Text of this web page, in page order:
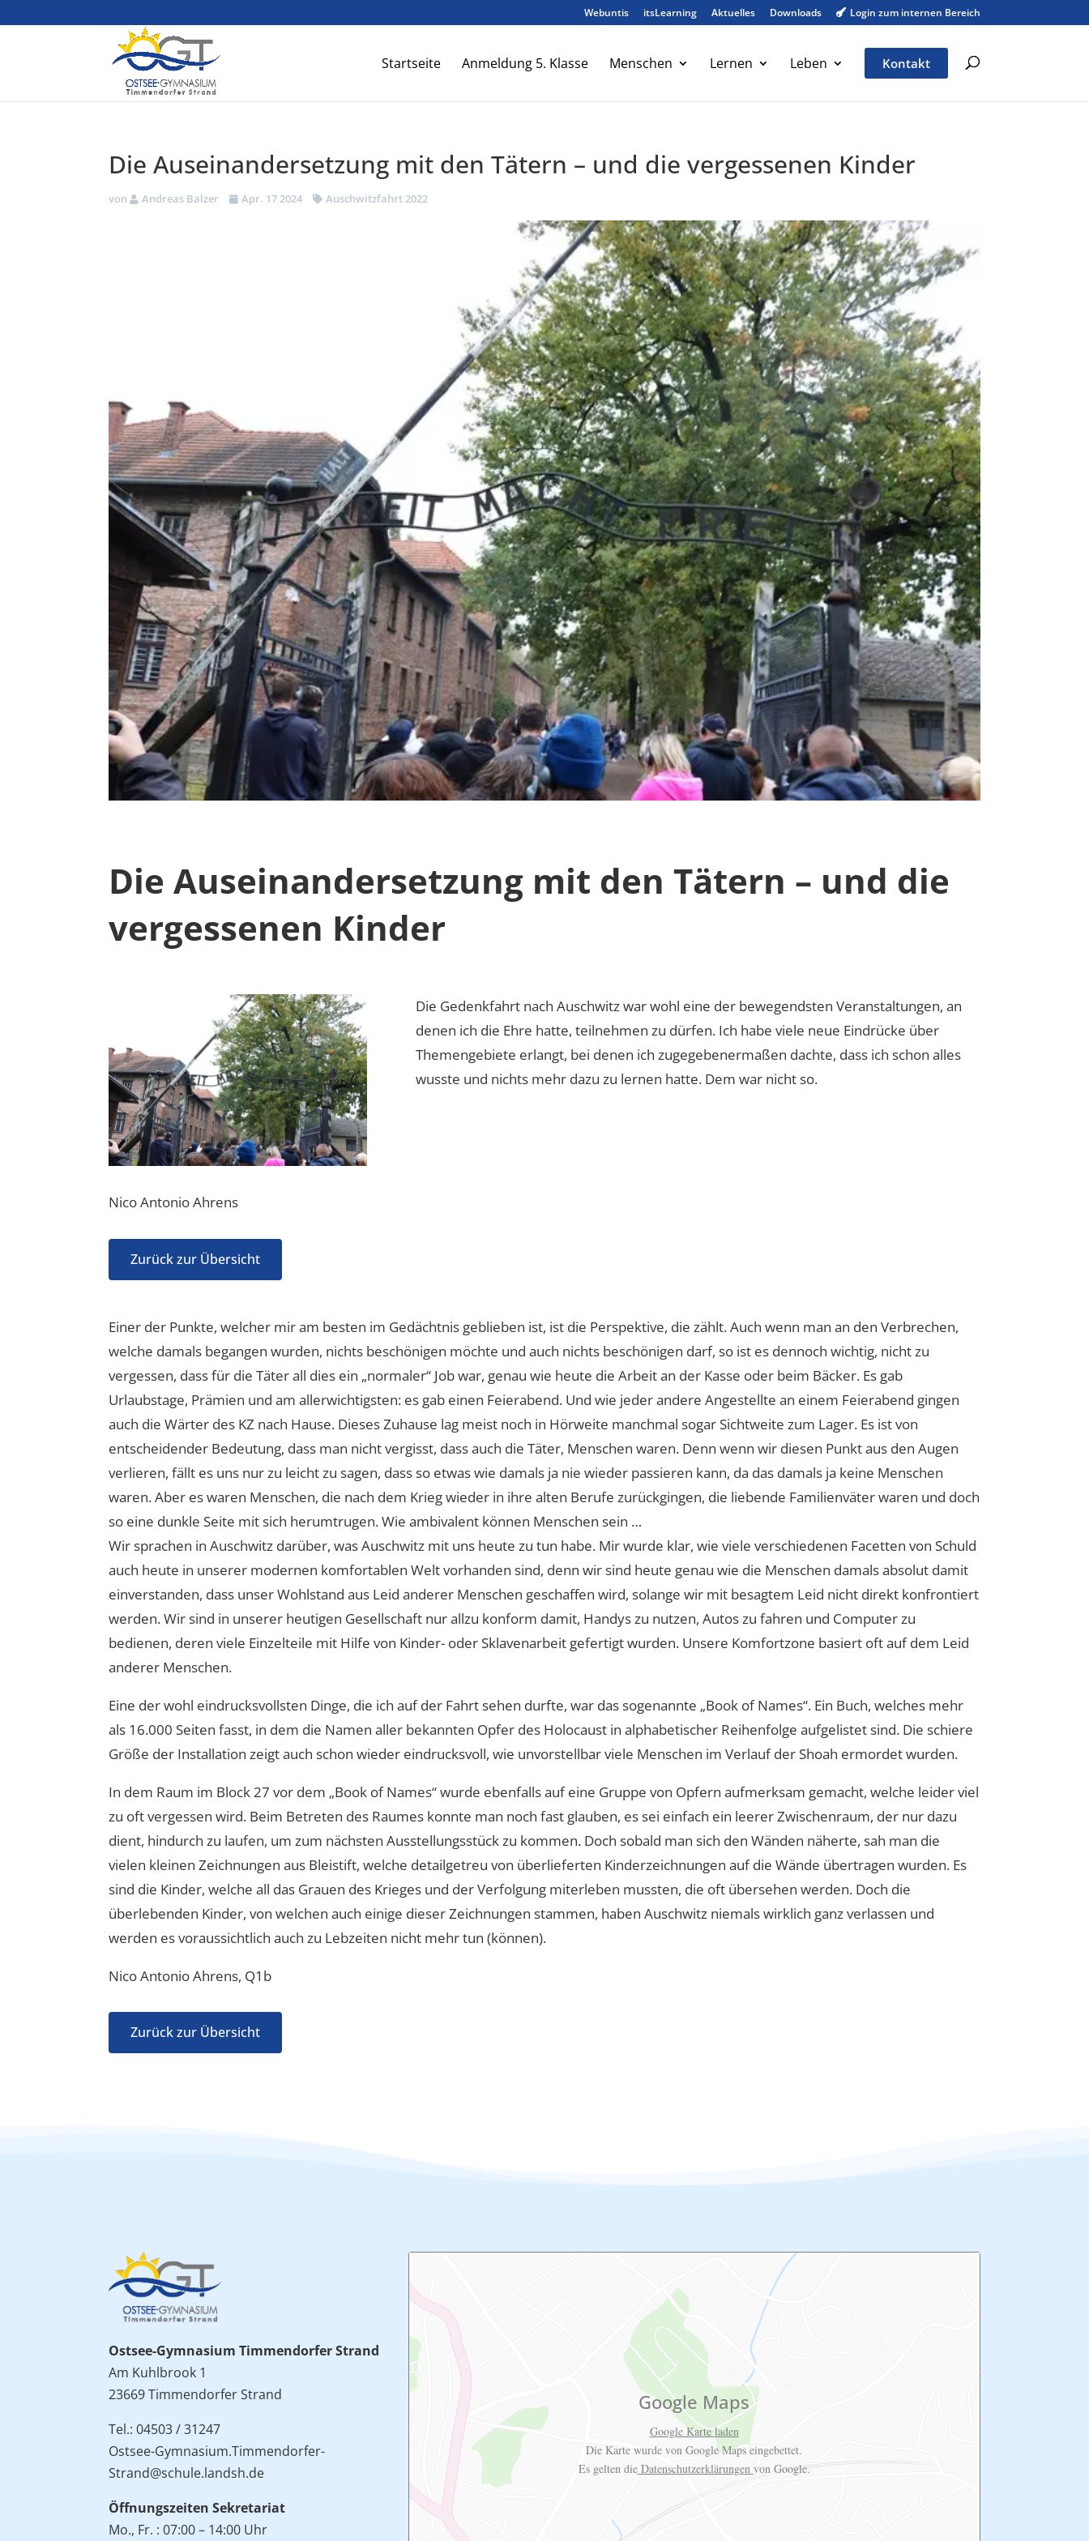
Webuntis itsLearning Aktuelles Downloads  Login zum internen Bereich
Startseite Anmeldung 5. Klasse Menschen Lernen Leben Kontakt
Die Auseinandersetzung mit den Tätern – und die vergessenen Kinder
von Andreas Balzer Apr. 17 2024 Auschwitzfahrt 2022
Die Auseinandersetzung mit den Tätern – und die
vergessenen Kinder
Nico Antonio Ahrens
Zurück zur Übersicht
Die Gedenkfahrt nach Auschwitz war wohl eine der bewegendsten Veranstaltungen, an
denen ich die Ehre hatte, teilnehmen zu dürfen. Ich habe viele neue Eindrücke über
Themengebiete erlangt, bei denen ich zugegebenermaßen dachte, dass ich schon alles
wusste und nichts mehr dazu zu lernen hatte. Dem war nicht so.
Einer der Punkte, welcher mir am besten im Gedächtnis geblieben ist, ist die Perspektive, die zählt. Auch wenn man an den Verbrechen,
welche damals begangen wurden, nichts beschönigen möchte und auch nichts beschönigen darf, so ist es dennoch wichtig, nicht zu
vergessen, dass für die Täter all dies ein „normaler“ Job war, genau wie heute die Arbeit an der Kasse oder beim Bäcker. Es gab
Urlaubstage, Prämien und am allerwichtigsten: es gab einen Feierabend. Und wie jeder andere Angestellte an einem Feierabend gingen
auch die Wärter des KZ nach Hause. Dieses Zuhause lag meist noch in Hörweite manchmal sogar Sichtweite zum Lager. Es ist von
entscheidender Bedeutung, dass man nicht vergisst, dass auch die Täter, Menschen waren. Denn wenn wir diesen Punkt aus den Augen
verlieren, fällt es uns nur zu leicht zu sagen, dass so etwas wie damals ja nie wieder passieren kann, da das damals ja keine Menschen
waren. Aber es waren Menschen, die nach dem Krieg wieder in ihre alten Berufe zurückgingen, die liebende Familienväter waren und doch
so eine dunkle Seite mit sich herumtrugen. Wie ambivalent können Menschen sein …
Wir sprachen in Auschwitz darüber, was Auschwitz mit uns heute zu tun habe. Mir wurde klar, wie viele verschiedenen Facetten von Schuld
auch heute in unserer modernen komfortablen Welt vorhanden sind, denn wir sind heute genau wie die Menschen damals absolut damit
einverstanden, dass unser Wohlstand aus Leid anderer Menschen geschaffen wird, solange wir mit besagtem Leid nicht direkt konfrontiert
werden. Wir sind in unserer heutigen Gesellschaft nur allzu konform damit, Handys zu nutzen, Autos zu fahren und Computer zu
bedienen, deren viele Einzelteile mit Hilfe von Kinder- oder Sklavenarbeit gefertigt wurden. Unsere Komfortzone basiert oft auf dem Leid
anderer Menschen.
Eine der wohl eindrucksvollsten Dinge, die ich auf der Fahrt sehen durfte, war das sogenannte „Book of Names“. Ein Buch, welches mehr
als 16.000 Seiten fasst, in dem die Namen aller bekannten Opfer des Holocaust in alphabetischer Reihenfolge aufgelistet sind. Die schiere
Größe der Installation zeigt auch schon wieder eindrucksvoll, wie unvorstellbar viele Menschen im Verlauf der Shoah ermordet wurden.
In dem Raum im Block 27 vor dem „Book of Names“ wurde ebenfalls auf eine Gruppe von Opfern aufmerksam gemacht, welche leider viel
zu oft vergessen wird. Beim Betreten des Raumes konnte man noch fast glauben, es sei einfach ein leerer Zwischenraum, der nur dazu
dient, hindurch zu laufen, um zum nächsten Ausstellungsstück zu kommen. Doch sobald man sich den Wänden näherte, sah man die
vielen kleinen Zeichnungen aus Bleistift, welche detailgetreu von überlieferten Kinderzeichnungen auf die Wände übertragen wurden. Es
sind die Kinder, welche all das Grauen des Krieges und der Verfolgung miterleben mussten, die oft übersehen werden. Doch die
überlebenden Kinder, von welchen auch einige dieser Zeichnungen stammen, haben Auschwitz niemals wirklich ganz verlassen und
werden es voraussichtlich auch zu Lebzeiten nicht mehr tun (können).
Nico Antonio Ahrens, Q1b
Zurück zur Übersicht
Ostsee-Gymnasium Timmendorfer Strand
Am Kuhlbrook 1
23669 Timmendorfer Strand
Tel.: 04503 / 31247
Ostsee-Gymnasium.Timmendorfer-
Strand@schule.landsh.de
Öffnungszeiten Sekretariat
Mo., Fr. : 07:00 – 14:00 Uhr
Google Maps
Google Karte laden
Die Karte wurde von Google Maps eingebettet.
Es gelten dieDatenschutzerklärungen von Google.